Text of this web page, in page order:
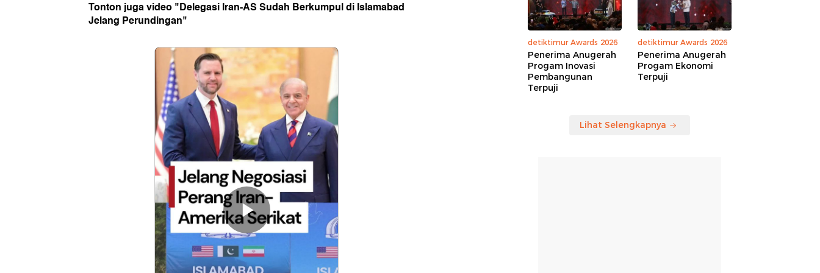
Tonton juga video "Delegasi Iran-AS Sudah Berkumpul di Islamabad
Jelang Perundingan"
detiktimur Awards 2026
Penerima Anugerah
Progam Inovasi
Pembangunan
Terpuji
detiktimur Awards 2026
Penerima Anugerah
Progam Ekonomi
Terpuji
Lihat Selengkapnya